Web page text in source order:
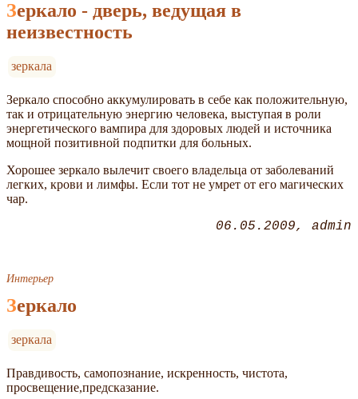
Зеркало - дверь, ведущая в
неизвестность
зеркала
Зеркало способно аккумулировать в себе как положительную,
так и отрицательную энергию человека, выступая в роли
энергетического вампира для здоровых людей и источника
мощной позитивной подпитки для больных.
Хорошее зеркало вылечит своего владельца от заболеваний
легких, крови и лимфы. Если тот не умрет от его магических
чар.
06.05.2009 admin
Интерьер
Зеркало
зеркала
Правдивость, самопознание, искренность, чистота,
просвещение,предсказание.